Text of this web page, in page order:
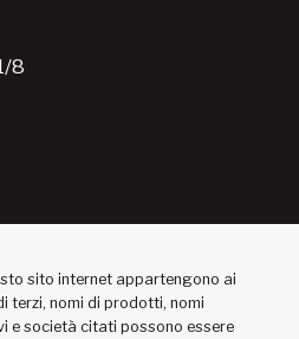
8
sito internet appartengono ai
terzi, nomi di prodotti, nomi
e società citati possono essere